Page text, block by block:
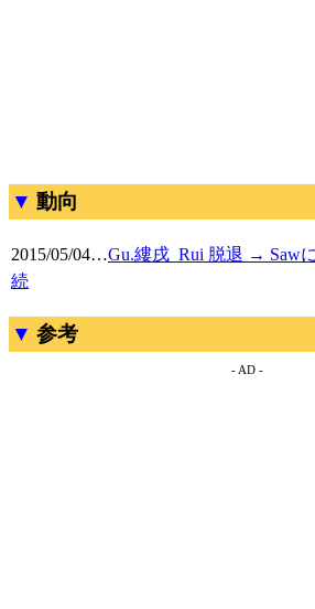
動向
2015/05/04…Gu.縷戌_Rui 脱退 → Saw
続
参考
- AD -